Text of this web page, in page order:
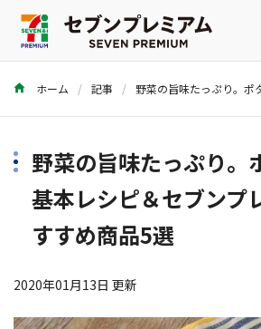
商品を探す
ホーム 記事
野菜の旨味たっぷり。
基本レシピ＆セブンプ
すすめ商品5選
2020年01月13日 更新